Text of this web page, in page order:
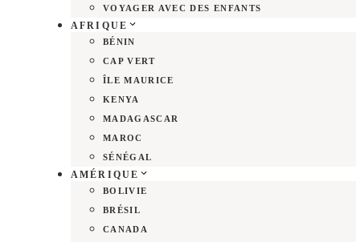
VOYAGER AVEC DES ENFANTS
AFRIQUE
BÉNIN
CAP VERT
ÎLE MAURICE
KENYA
MADAGASCAR
MAROC
SÉNÉGAL
AMÉRIQUE
BOLIVIE
BRÉSIL
CANADA